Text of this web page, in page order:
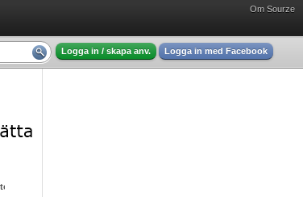
Om Sourze
Logga in / skapa anv. Logga in med Facebook
hjärtat